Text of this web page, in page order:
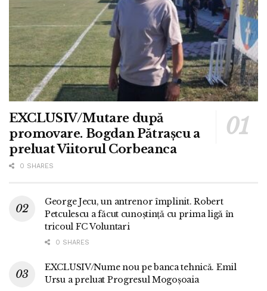
EXCLUSIV/Mutare după
promovare. Bogdan Pătrașcu a
preluat Viitorul Corbeanca
0 SHARES
George Jecu, un antrenor împlinit. Robert
Petculescu a făcut cunoștință cu prima ligă în
tricoul FC Voluntari
0 SHARES
EXCLUSIV/Nume nou pe banca tehnică. Emil
Ursu a preluat Progresul Mogoșoaia